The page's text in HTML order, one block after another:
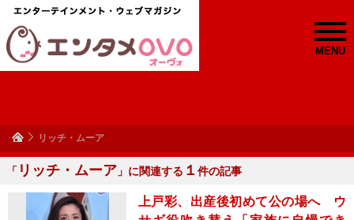
MENU
リッチ・ムーア
「 リッチ・ムーア 」に関連する １ 件の記事
上戸彩、出産後初めて公の場へ ウ